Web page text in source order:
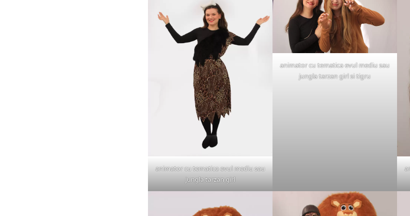
animator cu tematica evul mediu sau
jungla tarzan girl
animator cu tematica evul mediu sau
jungla tarzan girl si tigru